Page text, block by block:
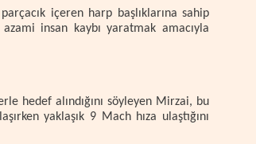
içeren harp başlıklarına sahip
insan kaybı yaratmak amacıyla
hedef alındığını söyleyen Mirzai, bu
yaklaşık 9 Mach hıza ulaştığını